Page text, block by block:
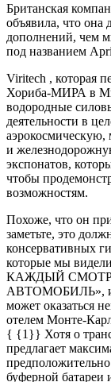
Британская
объявила, что она
дополнений, чем
под названием
Viritech , которая
Хориба-МИРА в
водородные
деятельности в
и
экспонатов,
чтобы
возможностям.
Похоже, что он
заметьте, это
консервативных
которые мы
КАЖДЫЙ
АВТОМОБИЛЬ», и
может оказаться
отелем Монте-
{ {1}} Хотя о
предлагает
буферной батареи